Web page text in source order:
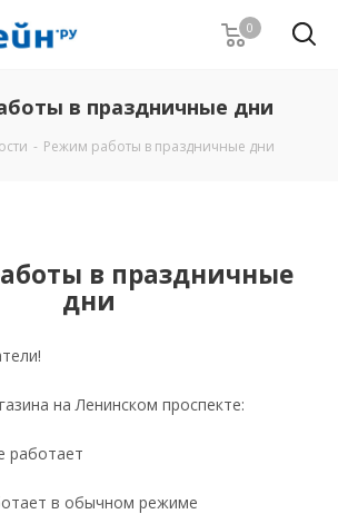
0
в праздничные дни
- Режим работы в праздничные дни
в праздничные
дни
на Ленинском проспекте:
работает
в обычном режиме